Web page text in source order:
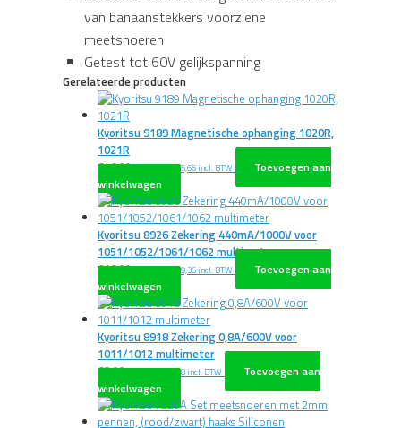
van banaanstekkers voorziene
meetsnoeren
Getest tot 60V gelijkspanning
Gerelateerde producten
Kyoritsu 9189 Magnetische ophanging 1020R,
1021R
€46,00 excl. BTW€55,66 incl. BTW
Toevoegen aan
winkelwagen
Kyoritsu 8926 Zekering 440mA/1000V voor
1051/1052/1061/1062 multimeter
€16,00 excl. BTW€19,36 incl. BTW
Toevoegen aan
winkelwagen
Kyoritsu 8918 Zekering 0,8A/600V voor
1011/1012 multimeter
€8,00 excl. BTW€9,68 incl. BTW
Toevoegen aan
winkelwagen